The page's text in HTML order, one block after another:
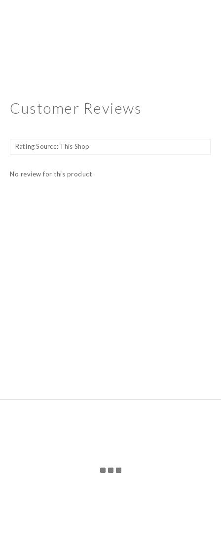
Customer Reviews
No review for this product